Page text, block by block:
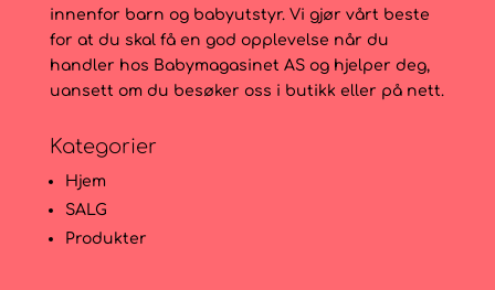
innenfor barn og babyutstyr. Vi gjør vårt beste
for at du skal få en god opplevelse når du
handler hos Babymagasinet AS og hjelper deg,
uansett om du besøker oss i butikk eller på nett.
Kategorier
Hjem
SALG
Produkter